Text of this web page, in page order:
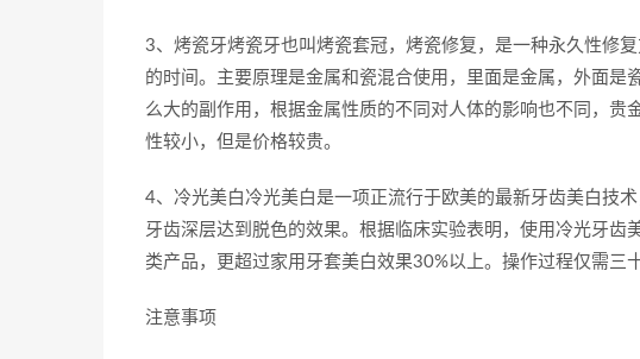
3、烤瓷牙烤瓷牙也叫烤瓷套冠，烤瓷修复，是一种永久性修
的时间。主要原理是金属和瓷混合使用，里面是金属，外面是
么大的副作用，根据金属性质的不同对人体的影响也不同，
性较小，但是价格较贵。
4、冷光美白冷光美白是一项正流行于欧美的最新牙齿美白技
牙齿深层达到脱色的效果。根据临床实验表明，使用冷光牙
类产品，更超过家用牙套美白效果30%以上。操作过程仅需三
注意事项